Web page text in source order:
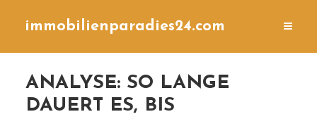
immobilienparadies24.com
ANALYSE: SO LANGE
DAUERT ES, BIS